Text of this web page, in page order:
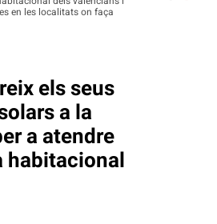
en les localitats on faça
els seus
a la
a atendre
habitacional